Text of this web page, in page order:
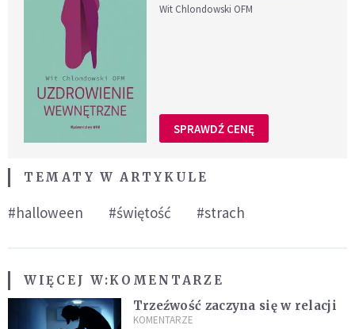
Wit Chlondowski OFM
SPRAWDŹ CENĘ
TEMATY W ARTYKULE
#halloween #świętość #strach
WIĘCEJ W:KOMENTARZE
Trzeźwość zaczyna się w relacji
KOMENTARZE